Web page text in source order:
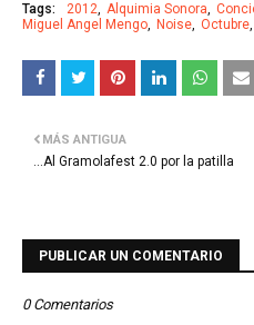
Tags: 2012 Alquimia Sonora
Miguel Angel Mengo
Noise Octubre
MÁS ANTIGUA
…Al Gramolafest 2.0 por la patilla
PUBLICAR UN COMENTARIO
0 Comentarios